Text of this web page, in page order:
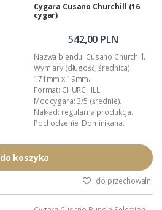
Cygara Cusano Churchill (16
cygar)
542,00 PLN
Nazwa blendu: Cusano Churchill.
Wymiary (długość, średnica):
171mm x 19mm.
Format: CHURCHILL.
Moc cygara: 3/5 (średnie).
Nakład: regularna produkcja.
Pochodzenie: Dominikana.
Wykonanie: całkowicie ręczne.
Dystrybucja w Polsce: Akan
Opakowanie zbiorcze: foliowy
do koszyka
do przechowalni